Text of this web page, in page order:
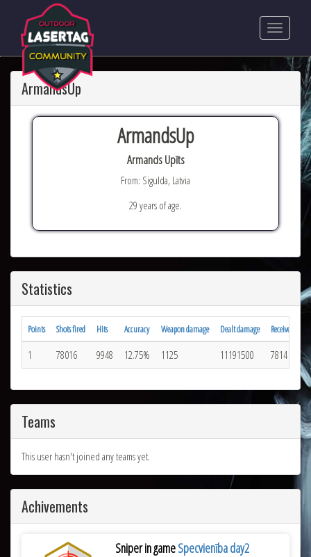
ArmandsUp
ArmandsUp
Armands Upīts
From: Sigulda, Latvia
29 years of age.
Statistics
Points Shots fired Hits Accuracy Weapon damage Dealt damage Received hits
1 78016 9948 12.75% 1125 11191500 7814
Teams
This user hasn't joined any teams yet.
Achivements
Sniper in gameSpecvienība day2